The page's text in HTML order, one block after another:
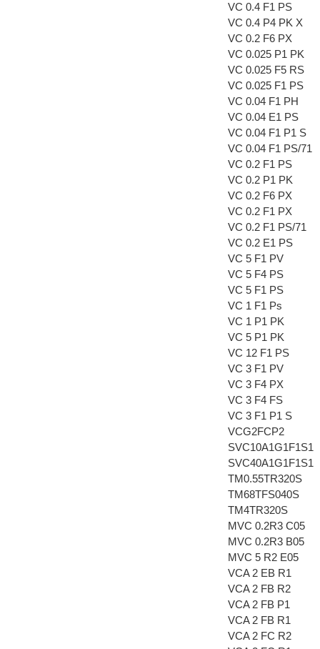
VC 0.4 F1 PS
VC 0.4 P4 PK X
VC 0.2 F6 PX
VC 0.025 P1 PK
VC 0.025 F5 RS
VC 0.025 F1 PS
VC 0.04 F1 PH
VC 0.04 E1 PS
VC 0.04 F1 P1 S
VC 0.04 F1 PS/71
VC 0.2 F1 PS
VC 0.2 P1 PK
VC 0.2 F6 PX
VC 0.2 F1 PX
VC 0.2 F1 PS/71
VC 0.2 E1 PS
VC 5 F1 PV
VC 5 F4 PS
VC 5 F1 PS
VC 1 F1 Ps
VC 1 P1 PK
VC 5 P1 PK
VC 12 F1 PS
VC 3 F1 PV
VC 3 F4 PX
VC 3 F4 FS
VC 3 F1 P1 S
VCG2FCP2
SVC10A1G1F1S1
SVC40A1G1F1S1
TM0.55TR320S
TM68TFS040S
TM4TR320S
MVC 0.2R3 C05
MVC 0.2R3 B05
MVC 5 R2 E05
VCA 2 EB R1
VCA 2 FB R2
VCA 2 FB P1
VCA 2 FB R1
VCA 2 FC R2